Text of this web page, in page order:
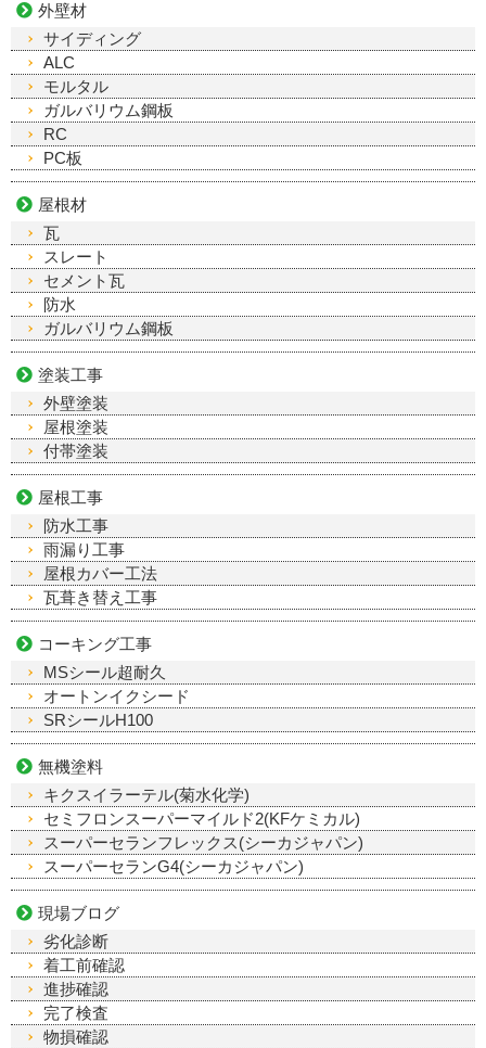
外壁材
サイディング
ALC
モルタル
ガルバリウム鋼板
RC
PC板
屋根材
瓦
スレート
セメント瓦
防水
ガルバリウム鋼板
塗装工事
外壁塗装
屋根塗装
付帯塗装
屋根工事
防水工事
雨漏り工事
屋根カバー工法
瓦葺き替え工事
コーキング工事
MSシール超耐久
オートンイクシード
SRシールH100
無機塗料
キクスイラーテル(菊水化学)
セミフロンスーパーマイルド2(KFケミカル)
スーパーセランフレックス(シーカジャパン)
スーパーセランG4(シーカジャパン)
現場ブログ
劣化診断
着工前確認
進捗確認
完了検査
物損確認